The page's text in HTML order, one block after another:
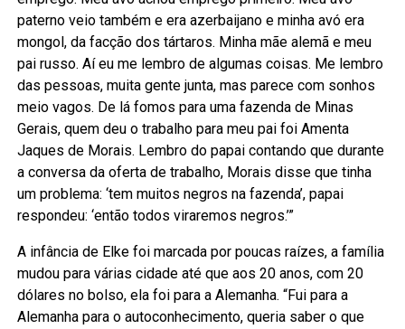
paterno veio também e era azerbaijano e minha avó era
mongol, da facção dos tártaros. Minha mãe alemã e meu
pai russo. Aí eu me lembro de algumas coisas. Me lembro
das pessoas, muita gente junta, mas parece com sonhos
meio vagos. De lá fomos para uma fazenda de Minas
Gerais, quem deu o trabalho para meu pai foi Amenta
Jaques de Morais. Lembro do papai contando que durante
a conversa da oferta de trabalho, Morais disse que tinha
um problema: ‘tem muitos negros na fazenda’, papai
respondeu: ‘então todos viraremos negros.’”
A infância de Elke foi marcada por poucas raízes, a família
mudou para várias cidade até que aos 20 anos, com 20
dólares no bolso, ela foi para a Alemanha. “Fui para a
Alemanha para o autoconhecimento, queria saber o que